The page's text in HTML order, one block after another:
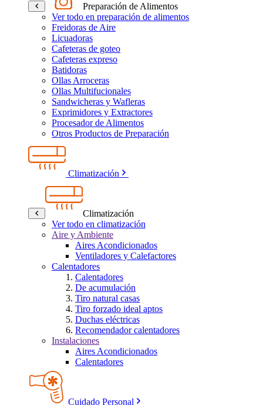
Preparación de Alimentos
Ver todo en preparación de alimentos
Freidoras de Aire
Licuadoras
Cafeteras de goteo
Cafeteras expreso
Batidoras
Ollas Arroceras
Ollas Multifucionales
Sandwicheras y Wafleras
Exprimidores y Extractores
Procesador de Alimentos
Otros Productos de Preparación
Climatización
Climatización
Ver todo en climatización
Aire y Ambiente
Aires Acondicionados
Ventiladores y Calefactores
Calentadores
Calentadores
De acumulación
Tiro natural casas
Tiro forzado ideal aptos
Duchas eléctricas
Recomendador calentadores
Instalaciones
Aires Acondicionados
Calentadores
Cuidado Personal